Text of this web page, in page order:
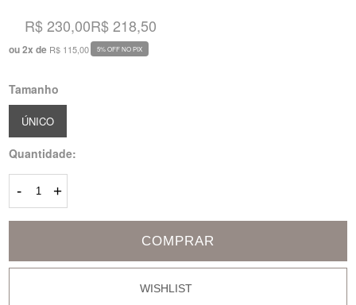
R$ 230,00
ou2x de R$ 115,00
R$ 218,50
5% OFF NO PIX
Tamanho
ÚNICO
Quantidade:
- +
COMPRAR